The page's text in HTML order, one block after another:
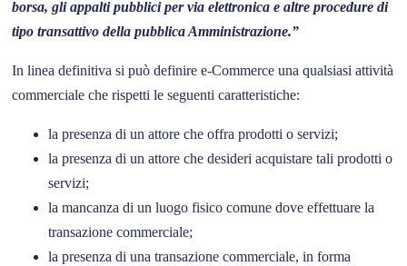
borsa, gli appalti pubblici per via elettronica e altre procedure di
tipo transattivo della pubblica Amministrazione.”
In linea definitiva si può definire e-Commerce una qualsiasi attività
commerciale che rispetti le seguenti caratteristiche:
la presenza di un attore che offra prodotti o servizi;
la presenza di un attore che desideri acquistare tali prodotti o
servizi;
la mancanza di un luogo fisico comune dove effettuare la
transazione commerciale;
la presenza di una transazione commerciale, in forma